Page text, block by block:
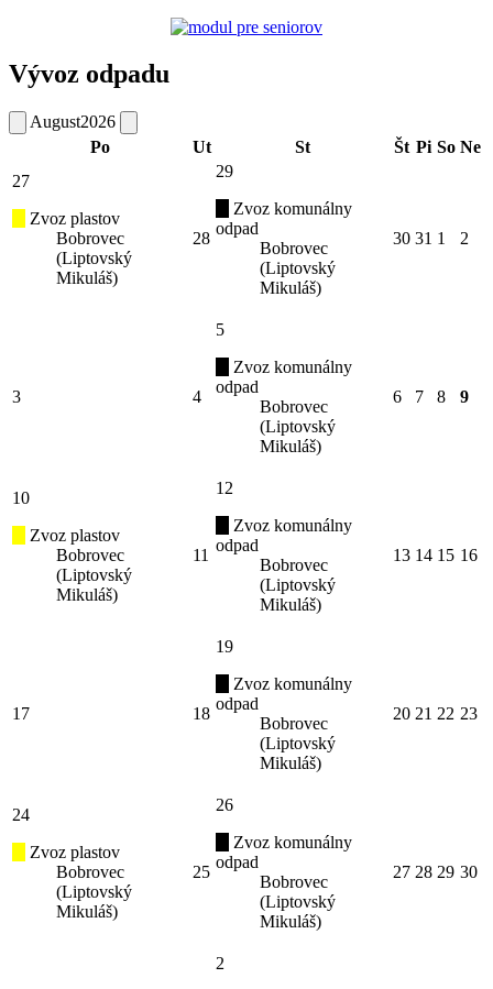
Vývoz odpadu
August2026
Po
Ut St Št Pi So Ne
27
Zvoz plastov
Bobrovec
(Liptovský
Mikuláš)
28
29
Zvoz komunálny
odpad
Bobrovec
(Liptovský
Mikuláš)
30 31 1 2
3 4
5
Zvoz komunálny
odpad
Bobrovec
(Liptovský
Mikuláš)
6 7 8 9
10
Zvoz plastov
Bobrovec
(Liptovský
Mikuláš)
11
12
Zvoz komunálny
odpad
Bobrovec
(Liptovský
Mikuláš)
13 14 15 16
17 18
19
Zvoz komunálny
odpad
Bobrovec
(Liptovský
Mikuláš)
20 21 22 23
24
Zvoz plastov
Bobrovec
(Liptovský
Mikuláš)
25
26
Zvoz komunálny
odpad
Bobrovec
(Liptovský
Mikuláš)
27 28 29 30
2